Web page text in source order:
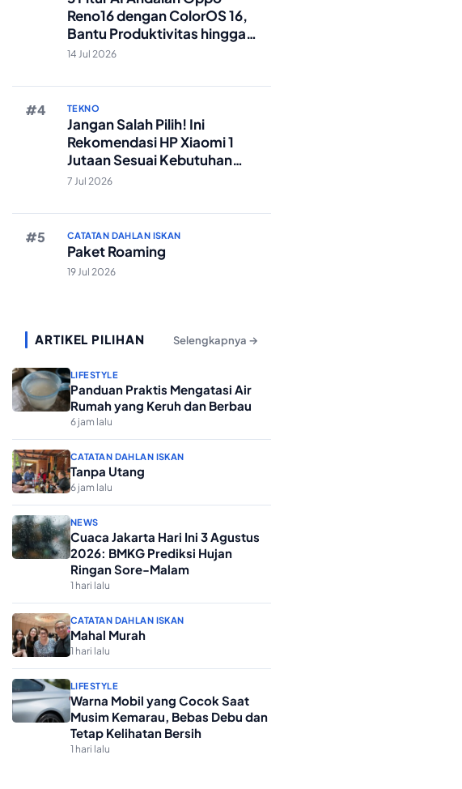
Reno16 dengan ColorOS 16,
Bantu Produktivitas hingga
Edit Foto Lebih Praktis
14 Jul 2026
TEKNO
Jangan Salah Pilih! Ini
Rekomendasi HP Xiaomi 1
Jutaan Sesuai Kebutuhan
Anda
7 Jul 2026
CATATAN DAHLAN ISKAN
Paket Roaming
19 Jul 2026
ARTIKEL PILIHAN Selengkapnya →
LIFESTYLE
Panduan Praktis Mengatasi Air
Rumah yang Keruh dan Berbau
6 jam lalu
CATATAN DAHLAN ISKAN
Tanpa Utang
6 jam lalu
NEWS
Cuaca Jakarta Hari Ini 3 Agustus
2026: BMKG Prediksi Hujan
Ringan Sore-Malam
1 hari lalu
CATATAN DAHLAN ISKAN
Mahal Murah
1 hari lalu
LIFESTYLE
Warna Mobil yang Cocok Saat
Musim Kemarau, Bebas Debu dan
Tetap Kelihatan Bersih
1 hari lalu